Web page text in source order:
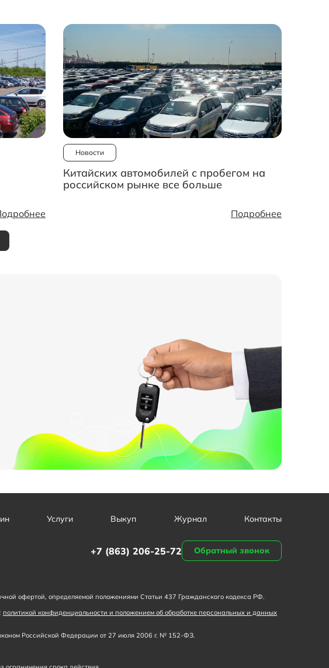
Новости
Китайских автомобилей с пробегом на
российском рынке все больше
Подробнее
Услуги Выкуп Журнал Контакты
+7 (863) 206-25-72 Обратный звонок
офертой, определяемой положениями Статьи 437 Гражданского кодекса РФ.
политикой конфиденциальности и положением об обработке персональных и данных
Российской Федерации от 27 июля 2006 г. № 152-ФЗ.